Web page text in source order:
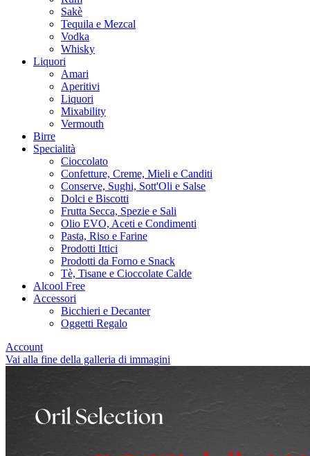
Sakè
Tequila e Mezcal
Vodka
Whisky
Liquori
Amari
Aperitivi
Liquori
Mixability
Vermouth
Birre
Specialità
Cioccolato
Confetture, Creme, Mieli e Canditi
Conserve, Sughi, Sott'Oli e Salse
Dolci e Biscotti
Frutta Secca, Spezie e Sali
Olio EVO, Aceti e Condimenti
Pasta, Riso e Farine
Prodotti Ittici
Prodotti da Forno e Snack
Tè, Tisane e Cioccolate Calde
Alcool Free
Accessori
Bicchieri e Decanter
Oggetti Regalo
Account
Vai alla fine della galleria di immagini